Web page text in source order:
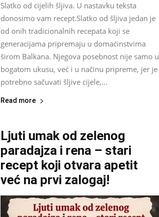
Slatko od cijelih šljiva. U nastavku teksta
donosimo vam recept.Slatko od šljiva jedan je
od onih tradicionalnih recepata koji se
generacijama pripremaju u domaćinstvima
širom Balkana. Njegova posebnost nije samo u
bogatom ukusu, već i u načinu pripreme, jer je
potrebno sačuvati šljive cijele,...
Read more
Ljuti umak od zelenog
paradajza i rena – stari
recept koji otvara apetit
već na prvi zalogaj!